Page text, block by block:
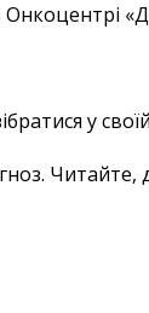
Онкоцентрі
у
Читайте,